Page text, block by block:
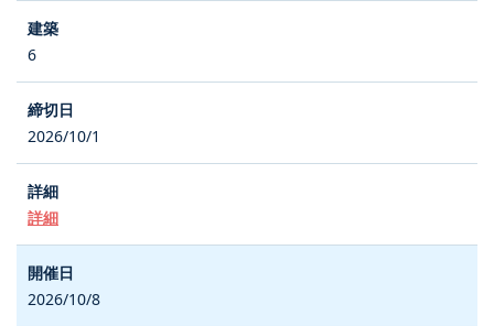
6
2026/10/1
詳細
2026/10/8